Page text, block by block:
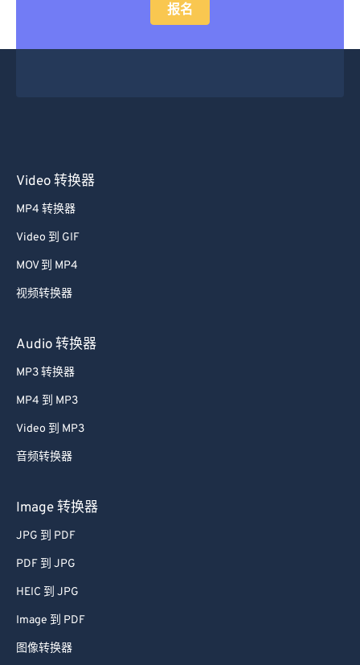
报名
Video 转换器
MP4 转换器
Video 到 GIF
MOV 到 MP4
视频转换器
Audio 转换器
MP3 转换器
MP4 到 MP3
Video 到 MP3
音频转换器
Image 转换器
JPG 到 PDF
PDF 到 JPG
HEIC 到 JPG
Image 到 PDF
图像转换器